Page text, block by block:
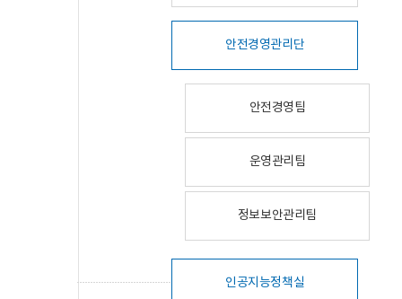
안전경영관리단
안전경영팀
운영관리팀
정보보안관리팀
인공지능정책실